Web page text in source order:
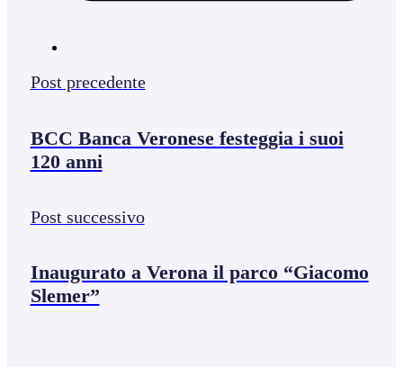
Post precedente
BCC Banca Veronese festeggia i suoi
120 anni
Post successivo
Inaugurato a Verona il parco “Giacomo
Slemer”